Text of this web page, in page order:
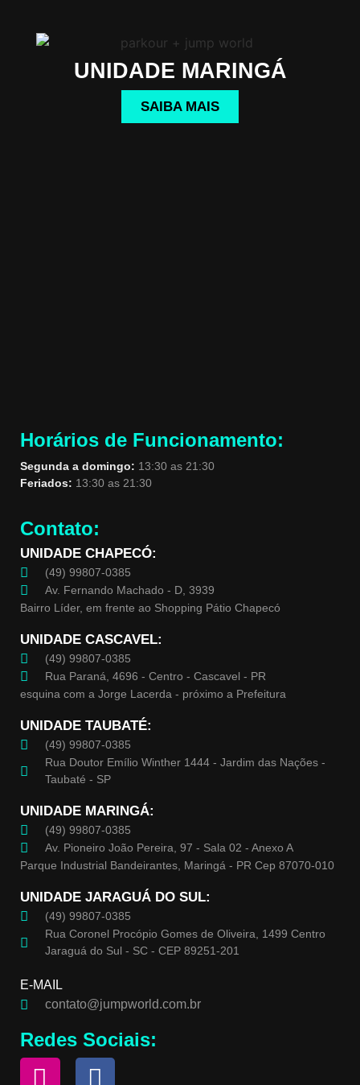
UNIDADE MARINGÁ
SAIBA MAIS
Horários de Funcionamento:
Segunda a domingo: 13:30 as 21:30
Feriados: 13:30 as 21:30
Contato:
UNIDADE CHAPECÓ:
(49) 99807-0385
Av. Fernando Machado - D, 3939
Bairro Líder, em frente ao Shopping Pátio Chapecó
UNIDADE CASCAVEL:
(49) 99807-0385
Rua Paraná, 4696 - Centro - Cascavel - PR
esquina com a Jorge Lacerda - próximo a Prefeitura
UNIDADE TAUBATÉ:
(49) 99807-0385
Rua Doutor Emílio Winther 1444 - Jardim das Nações -
Taubaté - SP
UNIDADE MARINGÁ:
(49) 99807-0385
Av. Pioneiro João Pereira, 97 - Sala 02 - Anexo A
Parque Industrial Bandeirantes, Maringá - PR Cep 87070-010
UNIDADE JARAGUÁ DO SUL:
(49) 99807-0385
Rua Coronel Procópio Gomes de Oliveira, 1499 Centro
Jaraguá do Sul - SC - CEP 89251-201
E-MAIL
contato@jumpworld.com.br
Redes Sociais: